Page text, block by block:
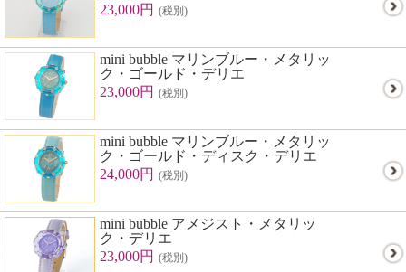
23,000円 (税別)
mini bubble マリンブルー・メタリッ
ク・ゴールド・デリエ
23,000円 (税別)
mini bubble マリンブルー・メタリッ
ク・ゴールド・ディスク・デリエ
24,000円 (税別)
mini bubble アメジスト・メタリッ
ク・デリエ
23,000円 (税別)